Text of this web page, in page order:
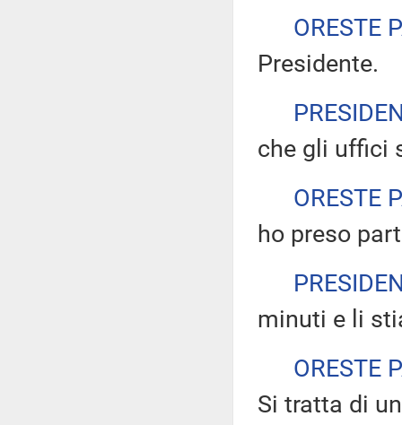
ORESTE
Presidente.
che gli uffici
ORESTE
ho preso
minuti e li
ORESTE
Si tratta di